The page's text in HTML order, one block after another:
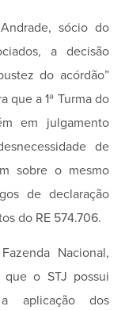
sócio do
a decisão
do acórdão”
que a 1ª Turma do
em julgamento
de
sobre o mesmo
de declaração
do RE 574.706.
Nacional,
que o STJ possui
aplicação dos